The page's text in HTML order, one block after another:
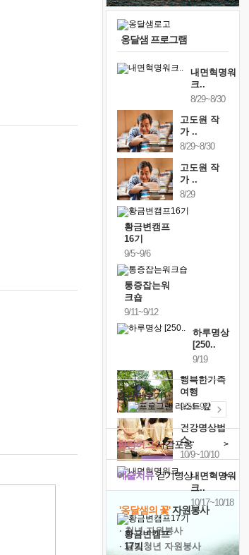
유년 시절의 부산 영도 바다
못된 꼰대들
너무 황홀한 꽃들이여!
옹달샘 프로그램
내면혁명워
크..
8/29~8/30
고도원 작
가 ..
8/29~8/30
고도원 작
가 ..
8/29
황금변캠프
16기
9/5~9/6
통증잡는워
크숍
9/11~9/12
하루명상
[250..
9/19
행복한가족
여행
9/24~9/26
건강명상법
스..
10/9~10/10
내면혁명워
크..
10/17~10/18
황금변캠프
17기
캘린더보기+
예술치유걷기명상 >
힐링허그사감포옹 >
'옹달샘의 꽃'자원봉사
· 청년 자원봉사
· 금빛청년 자원봉사